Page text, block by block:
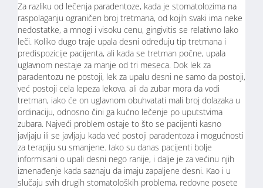
Za razliku od lečenja paradentoze, kada je stomatolozima na
raspolaganju ograničen broj tretmana, od kojih svaki ima neke
nedostatke, a mnogi i visoku cenu, gingivitis se relativno lako
leči. Koliko dugo traje upala desni određuju tip tretmana i
predispozicije pacijenta, ali kada se tretman počne, upala
uglavnom nestaje za manje od tri meseca. Dok lek za
paradentozu ne postoji, lek za upalu desni ne samo da postoji,
već postoji cela lepeza lekova, ali da zubar mora da vodi
tretman, iako će on uglavnom obuhvatati mali broj dolazaka u
ordinaciju, odnosno čini ga kućno lečenje po uputstvima
zubara. Najveći problem ostaje to što se pacijenti kasno
javljaju ili se javljaju kada već postoji paradentoza i mogućnosti
za terapiju su smanjene. Iako su danas pacijenti bolje
informisani o upali desni nego ranije, i dalje je za većinu njih
iznenađenje kada saznaju da imaju zapaljene desni. Kao i u
slučaju svih drugih stomatoloških problema, redovne posete